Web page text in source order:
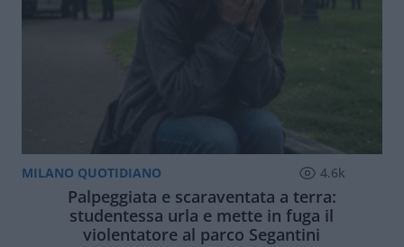
MILANO QUOTIDIANO 4.6k
Palpeggiata e scaraventata a terra:
studentessa urla e mette in fuga il
violentatore al parco Segantini